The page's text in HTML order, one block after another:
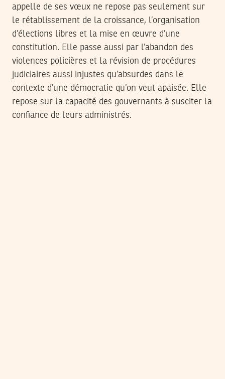
appelle de ses vœux ne repose pas seulement sur
le rétablissement de la croissance, l’organisation
d’élections libres et la mise en œuvre d’une
constitution. Elle passe aussi par l’abandon des
violences policières et la révision de procédures
judiciaires aussi injustes qu’absurdes dans le
contexte d’une démocratie qu’on veut apaisée. Elle
repose sur la capacité des gouvernants à susciter la
confiance de leurs administrés.